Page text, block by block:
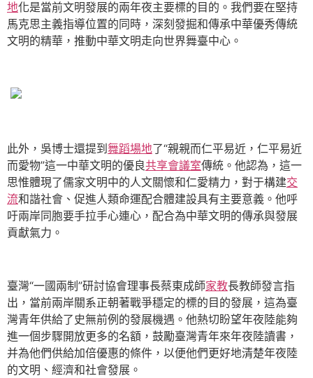
地化是當前文明發展的兩年夜主要標的目的。我們要在堅持
馬克思主義指導位置的同時，深刻發掘和傳承中華優秀傳統
文明的精華，推動中華文明走向世界舞臺中心。
此外，吳博士還提到舞蹈場地了“親親而仁平易近，仁平易近
而愛物”這一中華文明的優良共享會議室傳統。他認為，這一
思惟體現了儒家文明中的人文關懷和仁愛精力，對于構建交
流和諧社會、促進人類命運配合體建設具有主要意義。他呼
吁兩岸同胞要手拉手心連心，配合為中華文明的傳承與發展
貢獻氣力。
臺灣“一國兩制”研討協會理事長蔡東成師家教長教師發言指
出，當前兩岸關系正朝著戰爭穩定的標的目的發展，這為臺
灣青年供給了史無前例的發展機遇。他熱切盼望年夜陸能夠
進一個步驟開放更多的名額，鼓勵臺灣青年來年夜陸讀書，
并為他們供給加倍優惠的條件，以便他們更好地清楚年夜陸
的文明、經濟和社會發展。